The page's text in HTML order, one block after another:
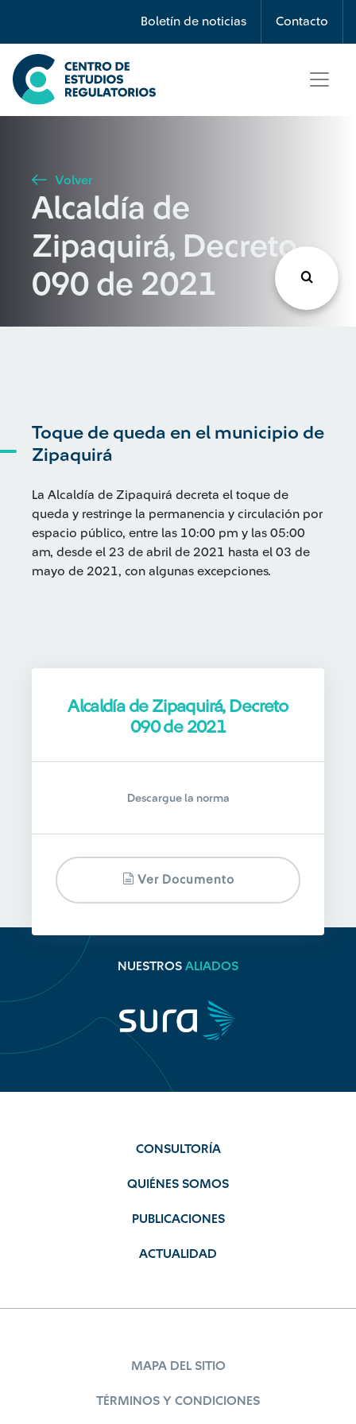
Boletín de noticias Contacto
Búsqueda
Seleccione país
Buscar
Volver
Alcaldía de
Zipaquirá, Decreto
090 de 2021
Toque de queda en el municipio de
Zipaquirá
La Alcaldía de Zipaquirá decreta el toque de
queda y restringe la permanencia y circulación por
espacio público, entre las 10:00 pm y las 05:00
am, desde el 23 de abril de 2021 hasta el 03 de
mayo de 2021, con algunas excepciones.
Alcaldía de Zipaquirá, Decreto
090 de 2021
Descargue la norma
Ver Documento
NUESTROS ALIADOS
CONSULTORÍA
QUIÉNES SOMOS
PUBLICACIONES
ACTUALIDAD
MAPA DEL SITIO
TÉRMINOS Y CONDICIONES